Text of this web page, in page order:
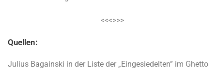
<<<>>>
Quellen:
Julius Bagainski in der Liste der „Eingesiedelten” im Ghetto